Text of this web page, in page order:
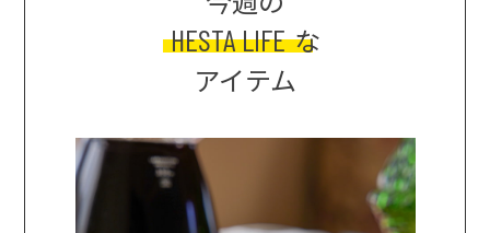
HESTA LIFE な
アイテム